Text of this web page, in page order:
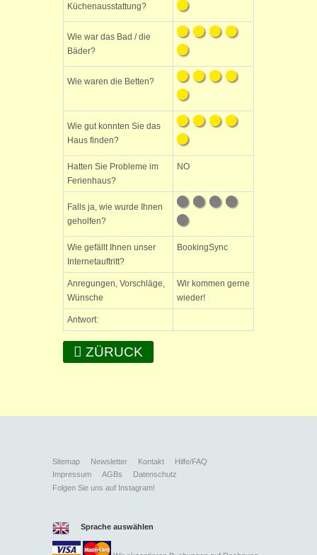
Küchenausstattung?
Wie war das Bad / die
Bäder?
Wie waren die Betten?
Wie gut konnten Sie das
Haus finden?
Hatten Sie Probleme im
Ferienhaus?
NO
Falls ja, wie wurde Ihnen
geholfen?
Wie gefällt Ihnen unser
Internetauftritt?
BookingSync
Anregungen, Vorschläge,
Wünsche
Wir kommen gerne
wieder!
Antwort:
ZÜRUCK
Sitemap Newsletter Kontakt
Hilfe/FAQ
Impressum
AGBs
Datenschutz
Folgen Sie uns auf Instagram!
Sprache auswählen